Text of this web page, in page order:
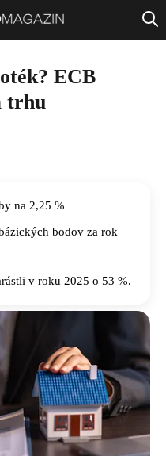
ECB
trhu
na 2,25 %
bodov za rok
v roku 2025 o 53 %.